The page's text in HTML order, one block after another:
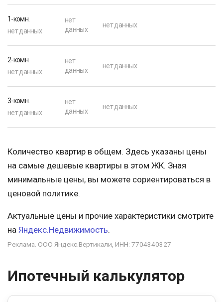
1-комн.
нет данных
нет
данных
нет данных
2-комн.
нет данных
нет
данных
нет данных
3-комн.
нет данных
нет
данных
нет данных
Количество квартир в общем. Здесь указаны цены
на самые дешевые квартиры в этом ЖК. Зная
минимальные цены, вы можете сориентироваться в
ценовой политике.
Актуальные цены и прочие характеристики смотрите
на Яндекс.Недвижимость.
Реклама. ООО Яндекс.Вертикали, ИНН: 7704340327
Ипотечный калькулятор